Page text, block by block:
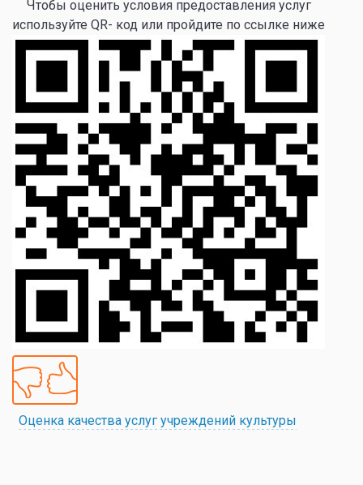
Чтобы оценить условия предоставления услуг
используйте QR- код или пройдите по ссылке ниже
Оценка качества услуг учреждений культуры